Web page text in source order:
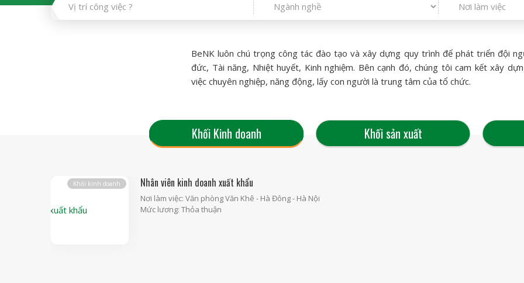
BeNK luôn chú trọng công tác đào tạo và xây dựng quy trình để phát triển đội
đức, Tài năng, Nhiệt huyết, Kinh nghiệm. Bên cạnh đó, chúng tôi cam kết xây
việc chuyên nghiệp, năng động, lấy con người là trung tâm của tổ chức.
Khối Kinh doanh Khối sản xuất
Khối kinh doanh Nhân viên kinh doanh xuất khẩu
Nơi làm việc: Văn phòng Văn Khê - Hà Đông - Hà Nội
Mức lương: Thỏa thuận